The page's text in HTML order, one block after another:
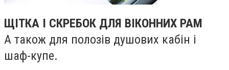
ЩІТКА І СКРЕБОК ДЛЯ ВІКОННИХ РАМ
А також для полозів душових кабін і
шаф-купе.